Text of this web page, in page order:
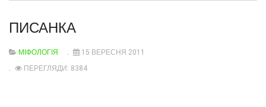
ПИСАНКА
МІФОЛОГІЯ
15 ВЕРЕСНЯ 2011
ПЕРЕГЛЯДИ: 8384